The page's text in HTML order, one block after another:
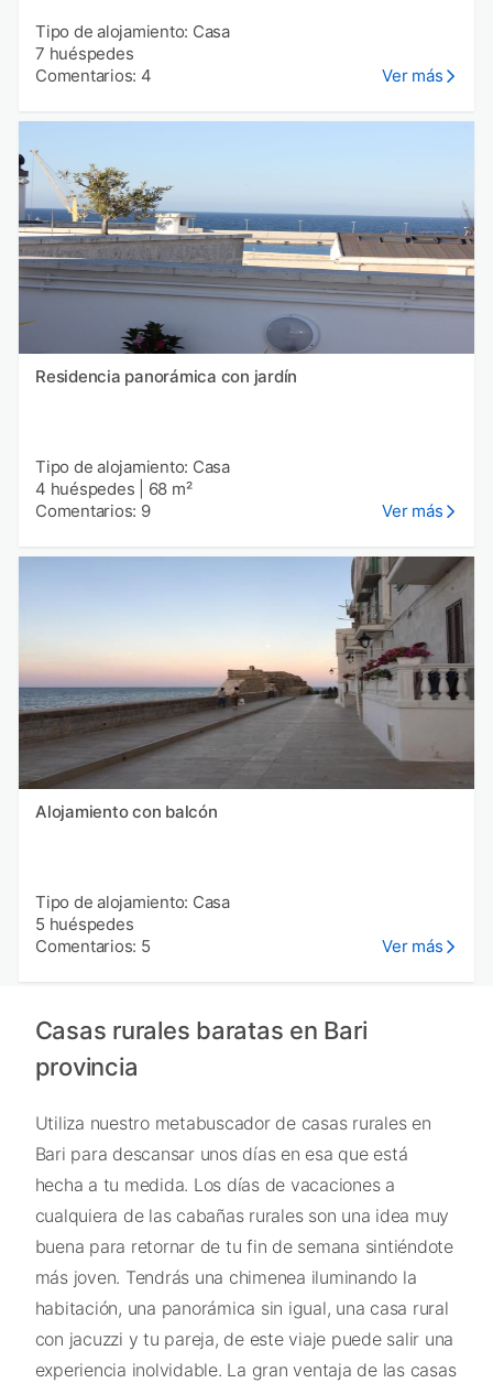
Tipo de alojamiento: Casa
7 huéspedes
Comentarios: 4
Ver más
Residencia panorámica con jardín
Tipo de alojamiento: Casa
4 huéspedes
68 m²
Comentarios: 9
Ver más
Alojamiento con balcón
Tipo de alojamiento: Casa
5 huéspedes
Comentarios: 5
Ver más
Casas rurales baratas en Bari
provincia
Utiliza nuestro metabuscador de casas rurales en
Bari para descansar unos días en esa que está
hecha a tu medida. Los días de vacaciones a
cualquiera de las cabañas rurales son una idea muy
buena para retornar de tu fin de semana sintiéndote
más joven. Tendrás una chimenea iluminando la
habitación, una panorámica sin igual, una casa rural
con jacuzzi y tu pareja, de este viaje puede salir una
experiencia inolvidable. La gran ventaja de las casas